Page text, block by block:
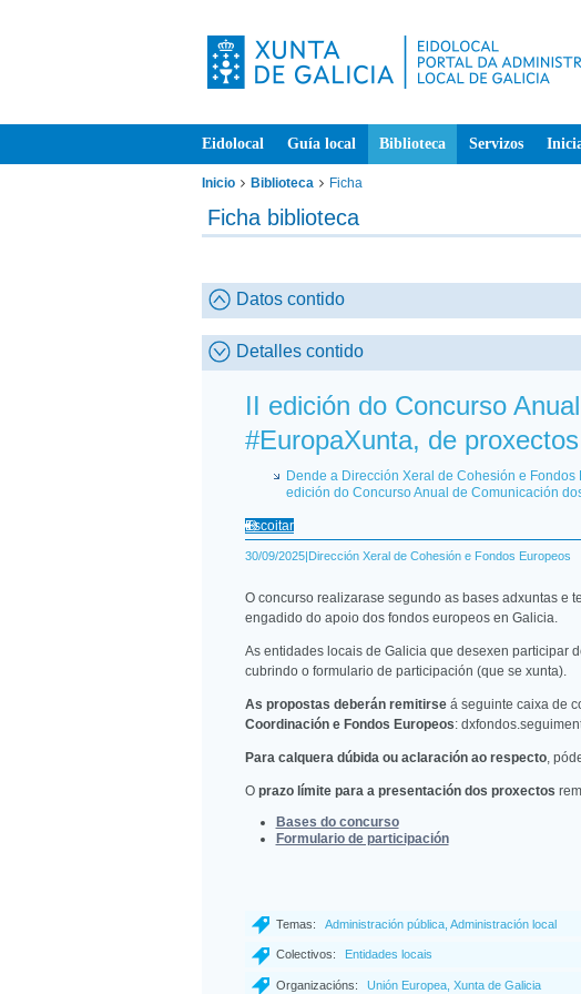
Eidolocal Guía local Biblioteca Servizos
Inicio Biblioteca Ficha
Ficha biblioteca
Datos contido
Detalles contido
II edición do Concurso
#EuropaXunta, de
Dende a Dirección Xeral de Cohesión e
edición do Concurso Anual de Comunicación
Escoitar
30/09/2025|Dirección Xeral de Cohesión e Fondos Europeos
O concurso realizarase segundo as bases adxuntas e
engadido do apoio dos fondos europeos en Galicia.
As entidades locais de Galicia que desexen participar
cubrindo o formulario de participación (que se xunta).
As propostas deberán remitirse á seguinte caixa de
Coordinación e Fondos Europeos:
Para calquera dúbida ou aclaración ao respecto,
Oprazo límite para a presentación dos proxectos
Bases do concurso
Formulario de participación
Temas: Administración pública, Administración local
Colectivos: Entidades locais
Organizacións: Unión Europea, Xunta de Galicia